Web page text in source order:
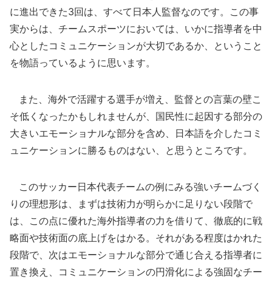
に進出できた3回は、すべて日本人監督なのです。この事
実からは、チームスポーツにおいては、いかに指導者を中
心としたコミュニケーションが大切であるか、ということ
を物語っているように思います。
また、海外で活躍する選手が増え、監督との言葉の壁こ
そ低くなったかもしれませんが、国民性に起因する部分の
大きいエモーショナルな部分を含め、日本語を介したコミ
ュニケーションに勝るものはない、と思うところです。
このサッカー日本代表チームの例にみる強いチームづく
りの理想形は、まずは技術力が明らかに足りない段階で
は、この点に優れた海外指導者の力を借りて、徹底的に戦
略面や技術面の底上げをはかる。それがある程度はかれた
段階で、次はエモーショナルな部分で通じ合える指導者に
置き換え、コミュニケーションの円滑化による強固なチー